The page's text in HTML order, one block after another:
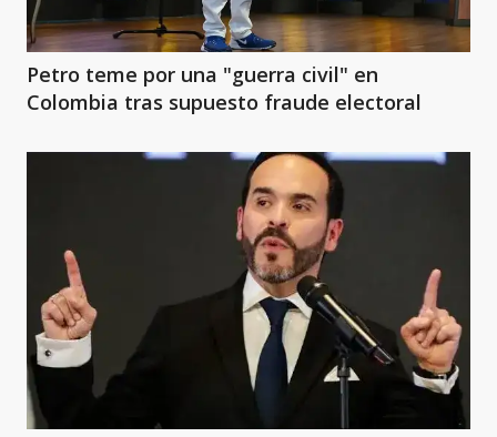
Petro teme por una "guerra civil" en
Colombia tras supuesto fraude electoral